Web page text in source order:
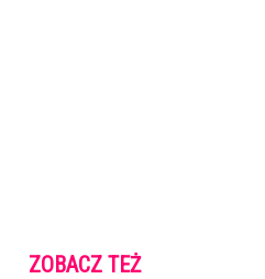
ZOBACZ TEŻ